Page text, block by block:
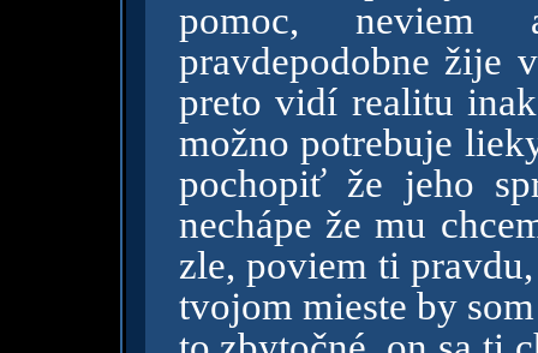
pomoc, neviem
pravdepodobne žije
preto vidí realitu
možno potrebuje
pochopiť že jeho
nechápe že mu
zle, poviem ti
tvojom mieste by